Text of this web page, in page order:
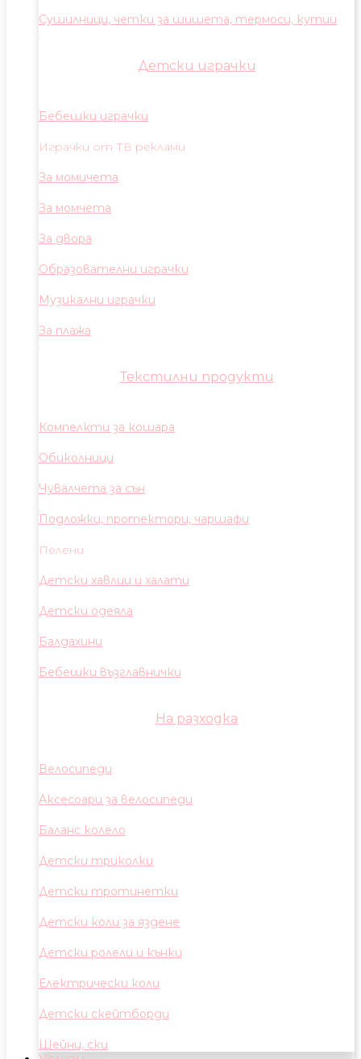
Сушилници, четки за шишета, термоси, кутии
Детски играчки
Бебешки играчки
Играчки от ТВ реклами
За момичета
За момчета
За двора
Образователни играчки
Музикални играчки
За плажа
Текстилни продукти
Компелкти за кошара
Обиколници
Чувалчета за сън
Подложки, протектори, чаршафи
Пелени
Детски хавлии и халати
Детски одеяла
Балдахини
Бебешки възглавнички
На разходка
Велосипеди
Аксесоари за велосипеди
Баланс колело
Детски триколки
Детски тротинетки
Детски коли за яздене
Детски ролели и кънки
Електрически коли
Детски скейтборди
Шейни, ски